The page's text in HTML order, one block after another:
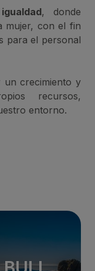
, donde
mujer, con el fin
para el personal
un crecimiento y
recursos,
entorno.